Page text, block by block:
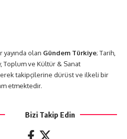
yayında olan Gündem Türkiye; Tarih,
Toplum ve Kültür & Sanat
takipçilerine dürüst ve ilkeli bir
etmektedir.
Bizi Takip Edin